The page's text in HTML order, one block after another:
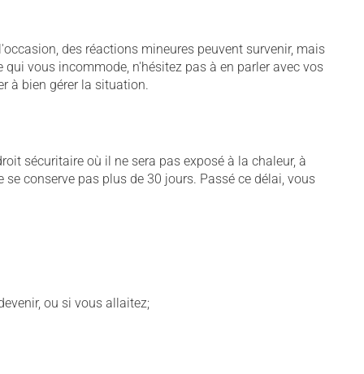
des réactions mineures peuvent survenir, mais
vous incommode, n'hésitez pas à en parler avec vos
à bien gérer la situation.
sécuritaire où il ne sera pas exposé à la chaleur, à
conserve pas plus de 30 jours. Passé ce délai, vous
ou si vous allaitez;